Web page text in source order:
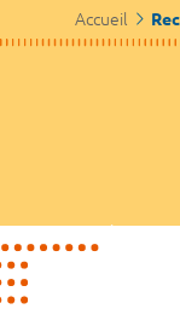
Accueil